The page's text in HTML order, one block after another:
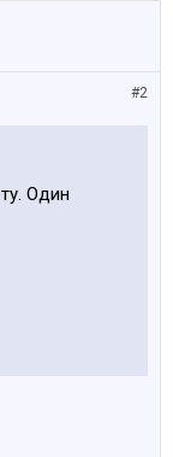
#2
Один